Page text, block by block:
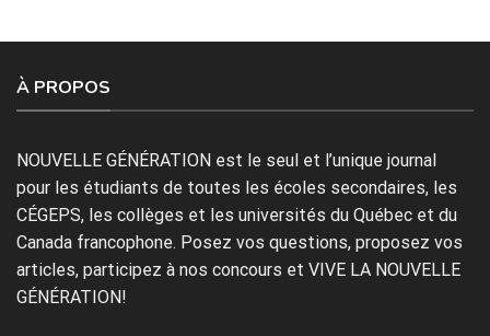
À PROPOS
NOUVELLE GÉNÉRATION est le seul et l’unique journal
pour les étudiants de toutes les écoles secondaires, les
CÉGEPS, les collèges et les universités du Québec et du
Canada francophone. Posez vos questions, proposez vos
articles, participez à nos concours et VIVE LA NOUVELLE
GÉNÉRATION!